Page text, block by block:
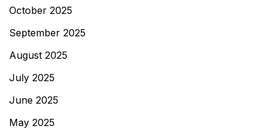
October 2025
September 2025
August 2025
July 2025
June 2025
May 2025